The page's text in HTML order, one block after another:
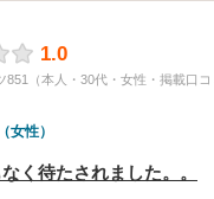
1.0
851（本人・30代・女性・掲載口コ
女性）
く待たされました。。